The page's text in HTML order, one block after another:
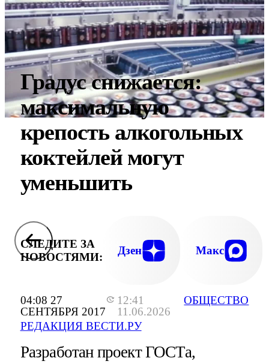
04:08 27
СЕНТЯБРЯ 2017
12:41
11.06.2026
РЕДАКЦИЯ ВЕСТИ.РУ
ОБЩЕСТВО
Градус снижается:
максимальную
крепость алкогольных
коктейлей могут
уменьшить
СЛЕДИТЕ ЗА
НОВОСТЯМИ:
Дзен Макс
Разработан проект ГОСТа,